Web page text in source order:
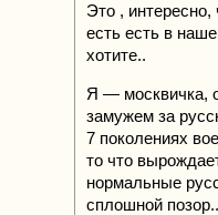
Это ,
есть есть в
хотите..
Я — москвичка,
замужем за
7 поколениях
то что
нормальные
сплошной